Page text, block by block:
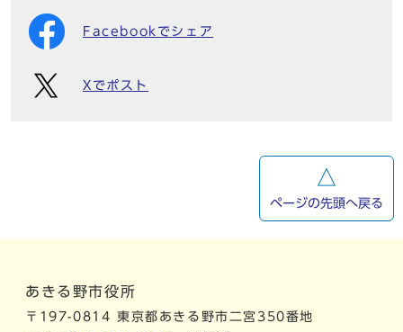
Facebookでシェア
Xでポスト
ページの先頭へ戻る
あきる野市役所
〒197-0814 東京都あきる野市二宮350番地